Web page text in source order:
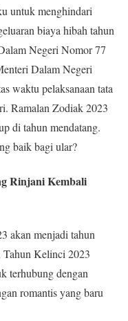
untuk menghindari
biaya hibah tahun
Negeri Nomor 77
Dalam Negeri
waktu pelaksanaan tata
Ramalan Zodiak 2023
di tahun mendatang.
baik bagi ular?
Rinjani Kembali
akan menjadi tahun
Kelinci 2023
terhubung dengan
romantis yang baru